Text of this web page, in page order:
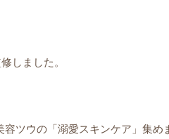
しました。
容ツウの「溺愛スキンケア」集